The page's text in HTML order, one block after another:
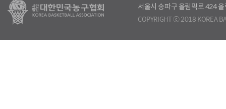
서울시 송파구 올림픽로 424
COPYRIGHT ⓒ 2018 KOREA